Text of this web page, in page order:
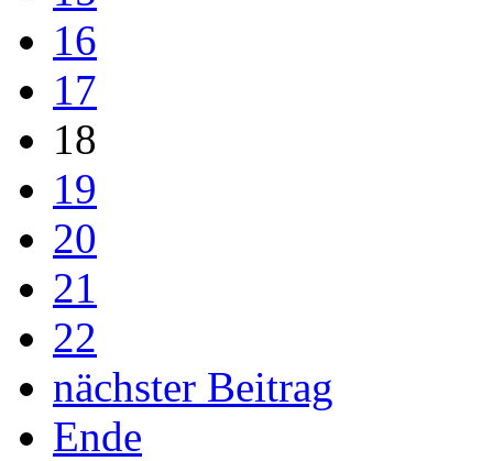
16
17
18
19
20
21
22
nächster Beitrag
Ende